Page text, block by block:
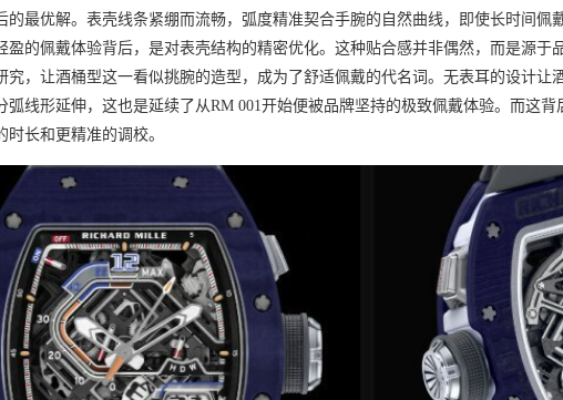
的最优解。表壳线条紧绷而流畅，弧度精准契合手腕的自然曲线，即使长时间佩
盈的佩戴体验背后，是对表壳结构的精密优化。这种贴合感并非偶然，而是源于
究，让酒桶型这一看似挑腕的造型，成为了舒适佩戴的代名词。无表耳的设计让
弧线形延伸，这也是延续了从RM 001开始便被品牌坚持的极致佩戴体验。而这背
时长和更精准的调校。